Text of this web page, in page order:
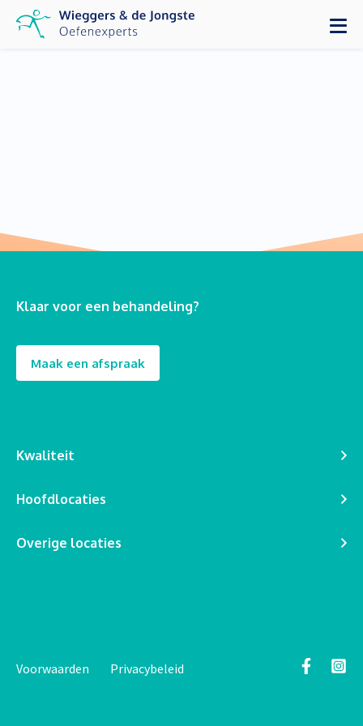
Klaar voor een behandeling?
Maak een afspraak
Kwaliteit
Hoofdlocaties
Overige locaties
Voorwaarden Privacybeleid